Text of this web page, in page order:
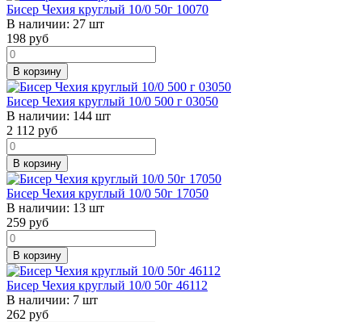
Бисер Чехия круглый 10/0 50г 10070
В наличии: 27 шт
198 руб
В корзину
Бисер Чехия круглый 10/0 500 г 03050
В наличии: 144 шт
2 112 руб
В корзину
Бисер Чехия круглый 10/0 50г 17050
В наличии: 13 шт
259 руб
В корзину
Бисер Чехия круглый 10/0 50г 46112
В наличии: 7 шт
262 руб